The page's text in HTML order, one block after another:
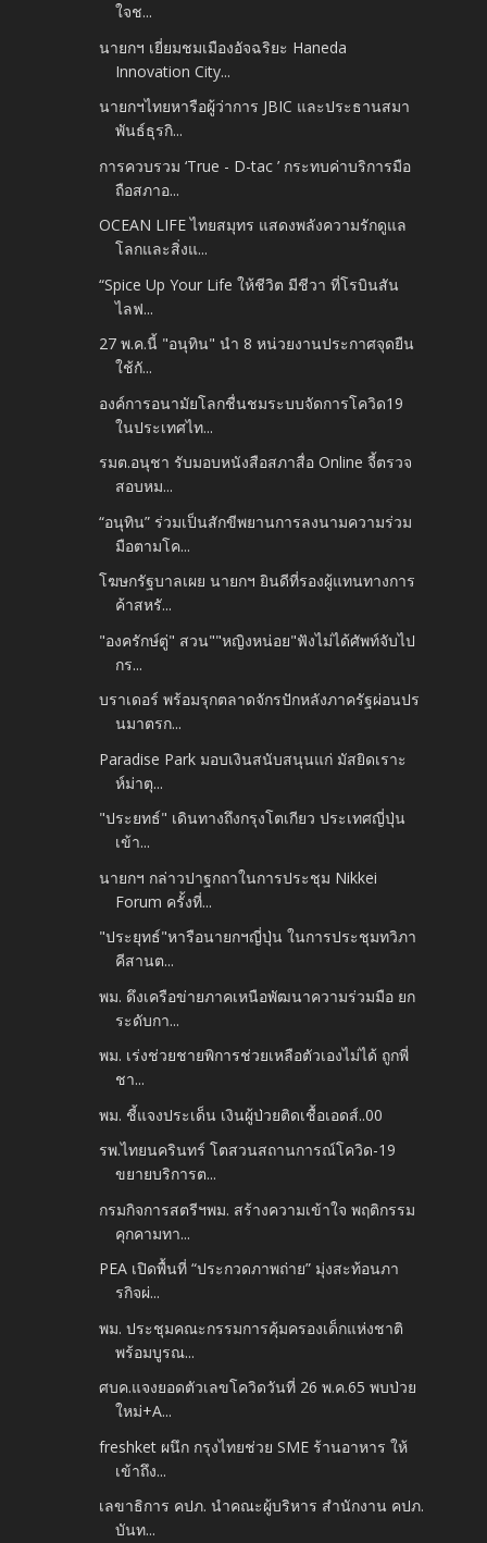
ใจช...
นายกฯ เยี่ยมชมเมืองอัจฉริยะ Haneda
Innovation City...
นายกฯไทยหารือผู้ว่าการ JBIC และประธานสมา
พันธ์ธุรกิ...
การควบรวม ‘True - D-tac ’ กระทบค่าบริการมือ
ถือสภาอ...
OCEAN LIFE ไทยสมุทร แสดงพลังความรักดูแล
โลกและสิ่งแ...
“Spice Up Your Life ให้ชีวิต มีชีวา ที่โรบินสัน
ไลฟ...
27 พ.ค.นี้ "อนุทิน" นำ 8 หน่วยงานประกาศจุดยืน
ใช้กั...
องค์การอนามัยโลกชื่นชมระบบจัดการโควิด19
ในประเทศไท...
รมต.อนุชา รับมอบหนังสือสภาสื่อ Online จี้ตรวจ
สอบหม...
“อนุทิน” ร่วมเป็นสักขีพยานการลงนามความร่วม
มือตามโค...
โฆษกรัฐบาลเผย นายกฯ ยินดีที่รองผู้แทนทางการ
ค้าสหรั...
"องครักษ์ตู่" สวน""หญิงหน่อย"ฟังไม่ได้ศัพท์จับไป
กร...
บราเดอร์ พร้อมรุกตลาดจักรปักหลังภาครัฐผ่อนปร
นมาตรก...
Paradise Park มอบเงินสนับสนุนแก่ มัสยิดเราะ
ห์ม่าตุ...
"ประยทธ์" เดินทางถึงกรุงโตเกียว ประเทศญี่ปุ่น
เข้า...
นายกฯ กล่าวปาฐกถาในการประชุม Nikkei
Forum ครั้งที่...
"ประยุทธ์"หารือนายกฯญี่ปุ่น ในการประชุมทวิภา
คีสานต...
พม. ดึงเครือข่ายภาคเหนือพัฒนาความร่วมมือ ยก
ระดับกา...
พม. เร่งช่วยชายพิการช่วยเหลือตัวเองไม่ได้ ถูกพี่
ชา...
พม. ชี้แจงประเด็น เงินผู้ป่วยติดเชื้อเอดส์..00
รพ.ไทยนครินทร์ โตสวนสถานการณ์โควิด-19
ขยายบริการต...
กรมกิจการสตรีฯพม. สร้างความเข้าใจ พฤติกรรม
คุกคามทา...
PEA เปิดพื้นที่ “ประกวดภาพถ่าย” มุ่งสะท้อนภา
รกิจผ่...
พม. ประชุมคณะกรรมการคุ้มครองเด็กแห่งชาติ
พร้อมบูรณ...
ศบค.แจงยอดตัวเลขโควิดวันที่ 26 พ.ค.65 พบป่วย
ใหม่+A...
freshket ผนึก กรุงไทยช่วย SME ร้านอาหาร ให้
เข้าถึง...
เลขาธิการ คปภ. นำคณะผู้บริหาร สำนักงาน คปภ.
บันท...